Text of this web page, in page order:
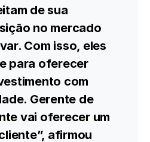
de sua
no mercado
Com isso, eles
para oferecer
com
Gerente de
vai oferecer um
afirmou